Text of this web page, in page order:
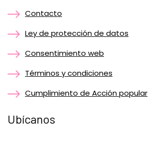
Contacto
Ley de protección de datos
Consentimiento web
Términos y condiciones
Cumplimiento de Acción popular
Ubícanos